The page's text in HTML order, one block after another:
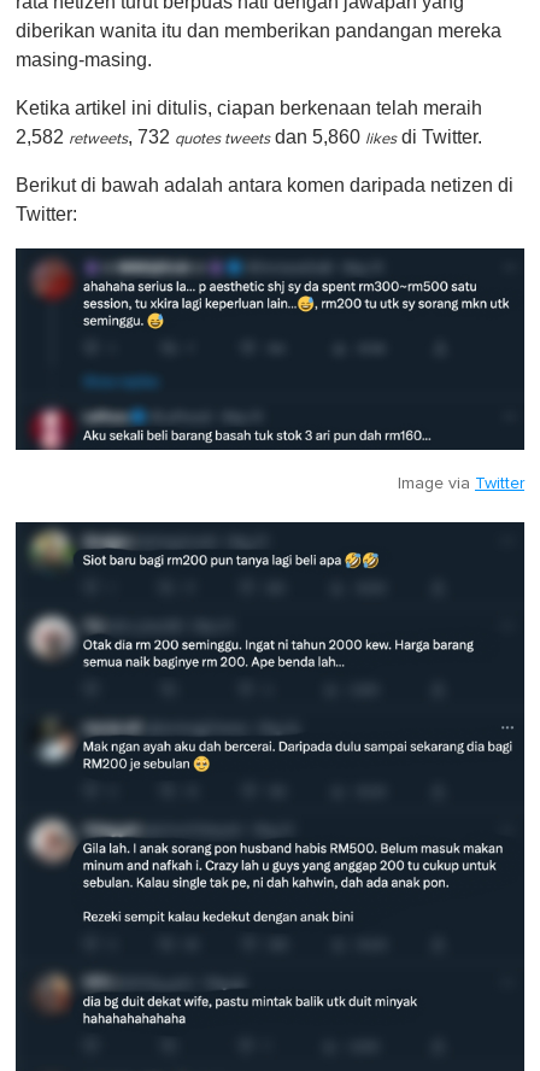
diberikan wanita itu dan memberikan pandangan mereka
masing-masing.
Ketika artikel ini ditulis, ciapan berkenaan telah meraih
2,582 retweets, 732 quotes tweetsdan 5,860 likesdi Twitter.
Berikut di bawah adalah antara komen daripada netizen di
Twitter:
Image via Twitter